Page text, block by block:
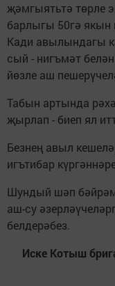
җәмгыятьтә төрле
барлыгы 50гә якын
Кади авылындагы
сый - нигъмәт
йөзле аш
Табын артында
җырлап - биеп ял
Безнең авыл
игътибар
Шундый шәп
аш-су
белдерәбез.
Иске Котыш